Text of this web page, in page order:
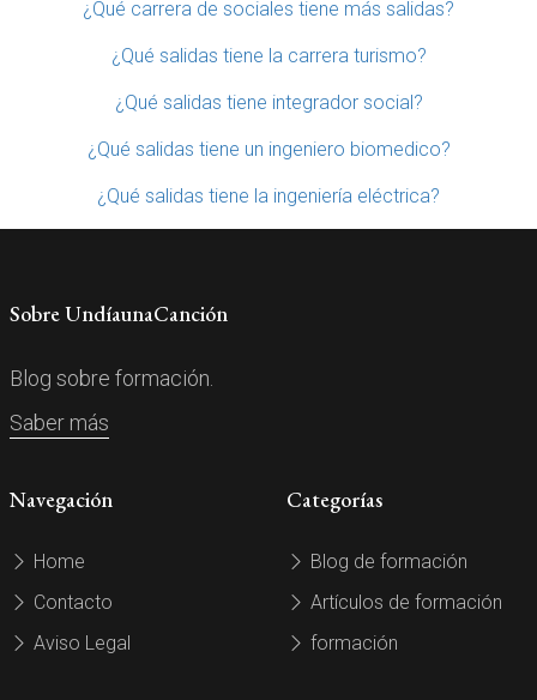
¿Qué carrera de sociales tiene más salidas?
¿Qué salidas tiene la carrera turismo?
¿Qué salidas tiene integrador social?
¿Qué salidas tiene un ingeniero biomedico?
¿Qué salidas tiene la ingeniería eléctrica?
Sobre UndíaunaCanción
Blog sobre formación.
Saber más
Navegación
Home
Contacto
Aviso Legal
Categorías
Blog de formación
Artículos de formación
formación